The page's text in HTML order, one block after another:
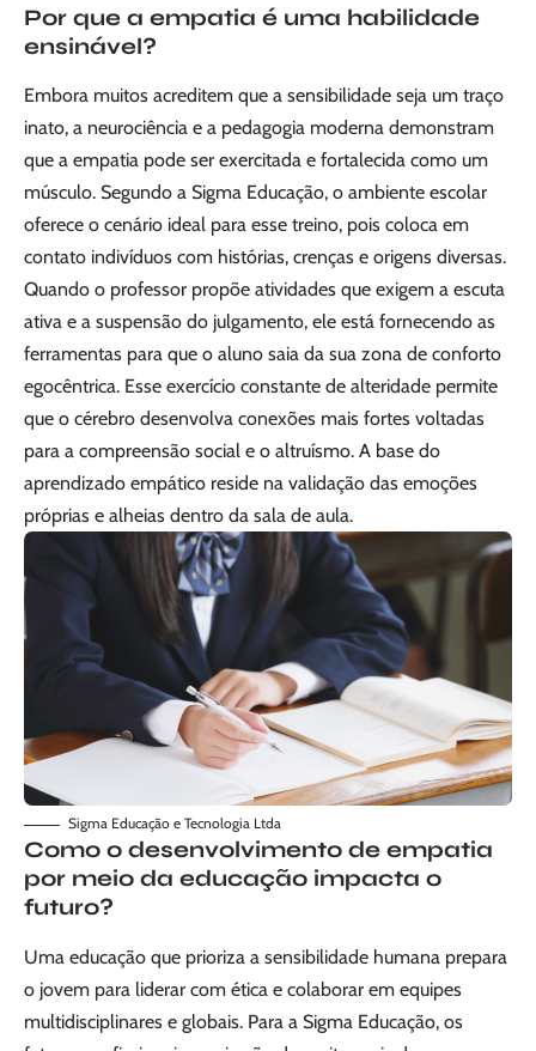
Por que a empatia é uma habilidade
ensinável?
Embora muitos acreditem que a sensibilidade seja um traço
inato, a neurociência e a pedagogia moderna demonstram
que a empatia pode ser exercitada e fortalecida como um
músculo. Segundo a Sigma Educação, o ambiente escolar
oferece o cenário ideal para esse treino, pois coloca em
contato indivíduos com histórias, crenças e origens diversas.
Quando o professor propõe atividades que exigem a escuta
ativa e a suspensão do julgamento, ele está fornecendo as
ferramentas para que o aluno saia da sua zona de conforto
egocêntrica. Esse exercício constante de alteridade permite
que o cérebro desenvolva conexões mais fortes voltadas
para a compreensão social e o altruísmo. A base do
aprendizado empático reside na validação das emoções
próprias e alheias dentro da sala de aula.
Sigma Educação e Tecnologia Ltda
Como o desenvolvimento de empatia
por meio da educação impacta o
futuro?
Uma educação que prioriza a sensibilidade humana prepara
o jovem para liderar com ética e colaborar em equipes
multidisciplinares e globais. Para a Sigma Educação, os